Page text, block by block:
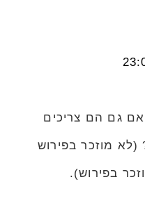
גם הם צריכים
(לא מוזכר בפירוש
בפירוש).